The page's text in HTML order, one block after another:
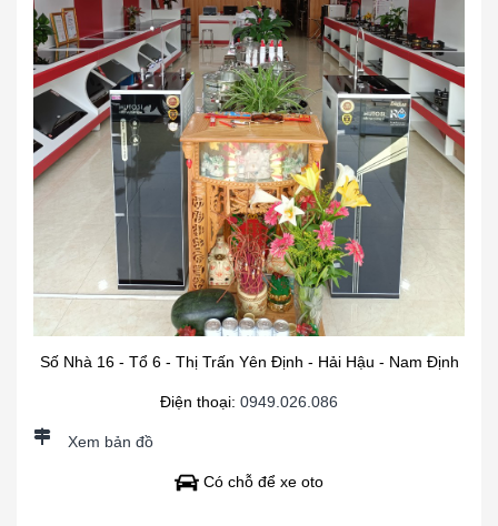
Số Nhà 16 - Tổ 6 - Thị Trấn Yên Định - Hải Hậu - Nam Định
Điện thoại: 0949.026.086
Xem bản đồ
Có chỗ để xe oto